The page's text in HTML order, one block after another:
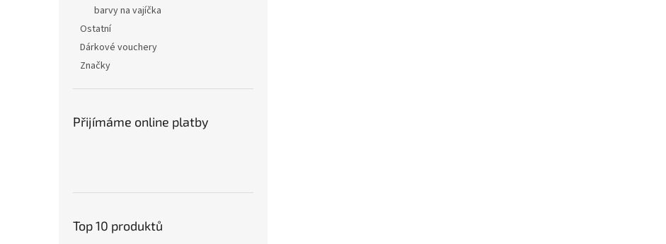
barvy na vajíčka
Ostatní
Dárkové vouchery
Značky
Přijímáme online platby
Top 10 produktů